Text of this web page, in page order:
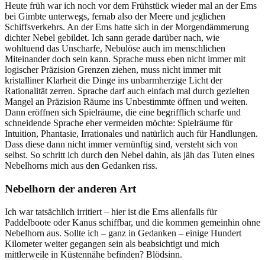
Heute früh war ich noch vor dem Frühstück wieder mal an der Ems
bei Gimbte unterwegs, fernab also der Meere und jeglichen
Schiffsverkehrs. An der Ems hatte sich in der Morgendämmerung
dichter Nebel gebildet. Ich sann gerade darüber nach, wie
wohltuend das Unscharfe, Nebulöse auch im menschlichen
Miteinander doch sein kann. Sprache muss eben nicht immer mit
logischer Präzision Grenzen ziehen, muss nicht immer mit
kristalliner Klarheit die Dinge ins unbarmherzige Licht der
Rationalität zerren. Sprache darf auch einfach mal durch gezielten
Mangel an Präzision Räume ins Unbestimmte öffnen und weiten.
Dann eröffnen sich Spielräume, die eine begrifflich scharfe und
schneidende Sprache eher vermeiden möchte: Spielräume für
Intuition, Phantasie, Irrationales und natürlich auch für Handlungen.
Dass diese dann nicht immer vernünftig sind, versteht sich von
selbst. So schritt ich durch den Nebel dahin, als jäh das Tuten eines
Nebelhorns mich aus den Gedanken riss.
Nebelhorn der anderen Art
Ich war tatsächlich irritiert – hier ist die Ems allenfalls für
Paddelboote oder Kanus schiffbar, und die kommen gemeinhin ohne
Nebelhorn aus. Sollte ich – ganz in Gedanken – einige Hundert
Kilometer weiter gegangen sein als beabsichtigt und mich
mittlerweile in Küstennähe befinden? Blödsinn.